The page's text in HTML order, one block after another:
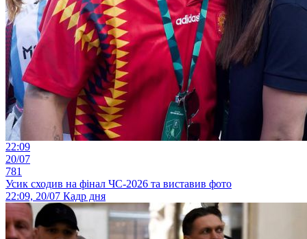
22:09
20/07
781
Усик сходив на фінал ЧС-2026 та виставив фото
22:09, 20/07 Кадр дня